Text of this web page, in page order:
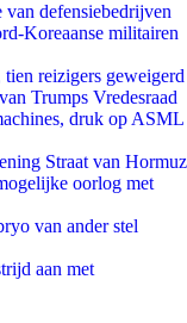
van defensiebedrijven
Koreaanse militairen
reizigers geweigerd
Trumps Vredesraad
druk op ASML
Straat van Hormuz
oorlog met
van ander stel
aan met